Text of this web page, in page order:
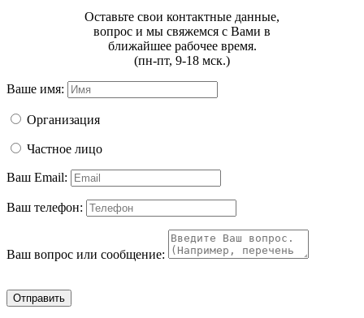
Оставьте свои контактные данные,
вопрос и мы свяжемся с Вами в
ближайшее рабочее время.
(пн-пт, 9-18 мск.)
Ваше имя:
Организация
Частное лицо
Ваш Email:
Ваш телефон:
Ваш вопрос или сообщение:
Отправить